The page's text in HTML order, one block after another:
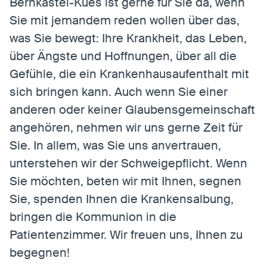
Sie mit jemandem reden wollen über das,
was Sie bewegt: Ihre Krankheit, das Leben,
über Ängste und Hoffnungen, über all die
Gefühle, die ein Krankenhausaufenthalt mit
sich bringen kann. Auch wenn Sie einer
anderen oder keiner Glaubensgemeinschaft
angehören, nehmen wir uns gerne Zeit für
Sie. In allem, was Sie uns anvertrauen,
unterstehen wir der Schweigepflicht. Wenn
Sie möchten, beten wir mit Ihnen, segnen
Sie, spenden Ihnen die Krankensalbung,
bringen die Kommunion in die
Patientenzimmer. Wir freuen uns, Ihnen zu
begegnen!
Statistiken
Statistiken-Cookies erfassen Informationen
anonym. Diese Informationen helfen uns zu
nutzen.
Matomo
Anbieter: